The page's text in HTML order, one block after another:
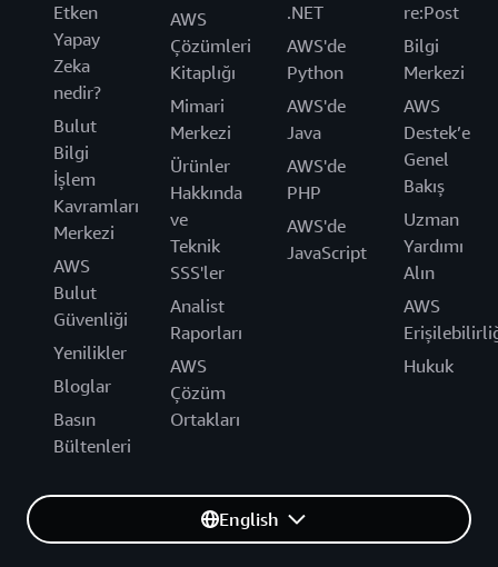
Etken
Yapay
Zeka
nedir?
Bulut
Bilgi
İşlem
Kavramları
Merkezi
AWS
Bulut
Güvenliği
Yenilikler
Bloglar
Basın
Bültenleri
AWS
Çözümleri
Kitaplığı
Mimari
Merkezi
Ürünler
Hakkında
ve
Teknik
SSS'ler
Analist
Raporları
AWS
Çözüm
Ortakları
.NET
AWS'de
Python
AWS'de
Java
AWS'de
PHP
AWS'de
JavaScript
re:Post
Bilgi
Merkezi
AWS
Destek’e
Genel
Bakış
Uzman
Yardımı
Alın
AWS
Hukuk
English